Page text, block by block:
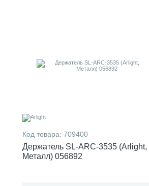
Код товара: 709400
Держатель SL-ARC-3535 (Arlight,
Металл) 056892